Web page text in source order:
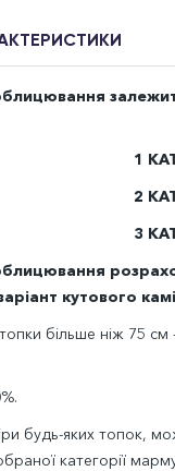
1
2
3
кутового
більше ніж 75 см
будь-яких топок,
категорії